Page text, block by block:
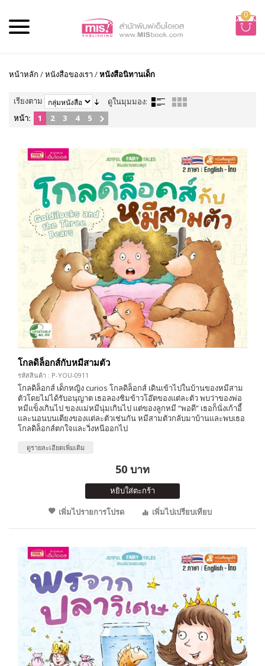
0
หน้าหลัก /หนังสือของเรา /หนังสือนิทานเด็ก
เรียงตาม
ดูในมุมมอง:
หน้า:
1 2 3 4 5
โกลดิล็อกส์กับหมีสามตัว
รหัสสินค้า : P-YOU-0911
โกลดิล็อกส์ เด็กหญิง curios โกลดิล็อกส์ เดินเข้าไปในบ้านของหมีสาม
ตัวโดยไม่ได้รับอนุญาต เธอลองชิมข้าวโอ๊ตของแต่ละตัว พบว่าของพ่อ
หมีแข็งเกินไป ของแม่หมีนุ่มเกินไป แต่ของลูกหมี “พอดี” เธอก็นั่งเก้าอี้
และนอนบนเตียงของแต่ละตัวเช่นกัน หมีสามตัวกลับมาบ้านและพบเธอ
โกลดิล็อกส์ตกใจและวิ่งหนีออกไป
ดูรายละเอียดเพิ่มเติม
50 บาท
หยิบใส่ตะกร้า
เพิ่มไปรายการโปรด
เพิ่มไปเปรียบเทียบ